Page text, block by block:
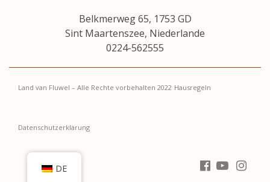
Belkmerweg 65, 1753 GD
Sint Maartenszee, Niederlande
0224-562555
Land van Fluwel – Alle Rechte vorbehalten 2022 Hausregeln
Datenschutzerklärung
DE